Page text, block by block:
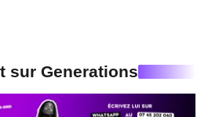
sur Generations